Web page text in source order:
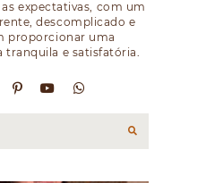
expectativas, com um
descomplicado e
proporcionar uma
tranquila e satisfatória.